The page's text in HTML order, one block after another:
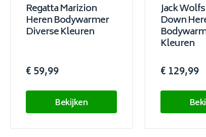
Regatta Marizion
Heren Bodywarmer
Diverse Kleuren
€ 59,99
Bekijken
Jack
Down
Kleuren
€ 129,99